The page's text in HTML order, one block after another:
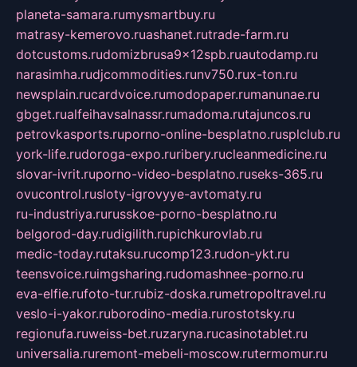
planeta-samara.rumysmartbuy.ru
matrasy-kemerovo.ruashanet.rutrade-farm.ru
dotcustoms.rudomizbrusa9x12spb.ruautodamp.ru
narasimha.rudjcommodities.runv750.rux-ton.ru
newsplain.rucardvoice.rumodopaper.rumanunae.ru
gbget.rualfeihavsalnassr.rumadoma.rutajuncos.ru
petrovkasports.ruporno-online-besplatno.rusplclub.ru
york-life.rudoroga-expo.ruribery.rucleanmedicine.ru
slovar-ivrit.ruporno-video-besplatno.ruseks-365.ru
ovucontrol.rusloty-igrovyye-avtomaty.ru
ru-industriya.rurusskoe-porno-besplatno.ru
belgorod-day.rudigilith.rupichkurovlab.ru
medic-today.rutaksu.rucomp123.rudon-ykt.ru
teensvoice.ruimgsharing.rudomashnee-porno.ru
eva-elfie.rufoto-tur.rubiz-doska.rumetropoltravel.ru
veslo-i-yakor.ruborodino-media.rurostotsky.ru
regionufa.ruweiss-bet.ruzaryna.rucasinotablet.ru
universalia.ruremont-mebeli-moscow.rutermomur.ru